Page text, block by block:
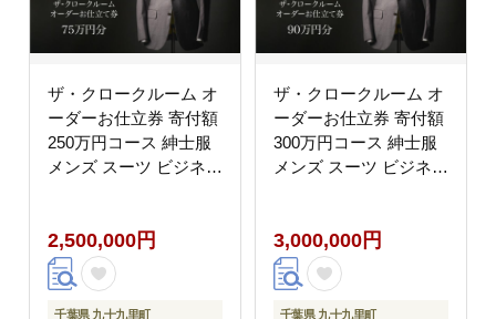
ザ・クロークルーム オ
ーダーお仕立券 寄付額
250万円コース 紳士服
メンズ スーツ ビジネス
贈り物 九十九里町 千葉
県
2,500,000円
千葉県 九十九里町
ザ・クロークルーム オ
ーダーお仕立券 寄付額
300万円コース 紳士服
メンズ スーツ ビジネス
贈り物 九十九里町 千葉
県
3,000,000円
千葉県 九十九里町